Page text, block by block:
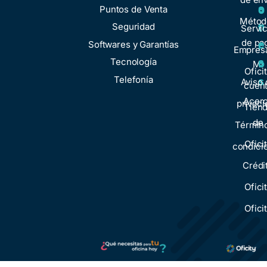
Puntos de Venta
Seguridad
Softwares y Garantías
Tecnología
Telefonía
de
Mi
o
t
r
o
s
de
o
n
e
s
Aviso
s